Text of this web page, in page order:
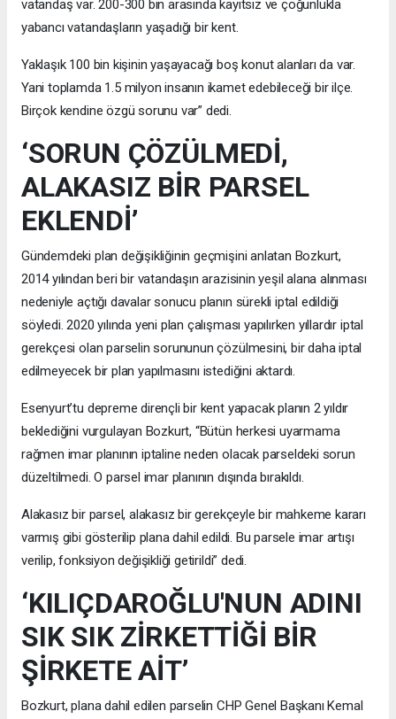
vatandaş var. 200-300 bin arasında kayıtsız ve çoğunlukla
yabancı vatandaşların yaşadığı bir kent.
Yaklaşık 100 bin kişinin yaşayacağı boş konut alanları da var.
Yani toplamda 1.5 milyon insanın ikamet edebileceği bir ilçe.
Birçok kendine özgü sorunu var” dedi.
‘SORUN ÇÖZÜLMEDİ,
ALAKASIZ BİR PARSEL
EKLENDİ’
Gündemdeki plan değişikliğinin geçmişini anlatan Bozkurt,
2014 yılından beri bir vatandaşın arazisinin yeşil alana alınması
nedeniyle açtığı davalar sonucu planın sürekli iptal edildiği
söyledi. 2020 yılında yeni plan çalışması yapılırken yıllardır iptal
gerekçesi olan parselin sorununun çözülmesini, bir daha iptal
edilmeyecek bir plan yapılmasını istediğini aktardı.
Esenyurt’tu depreme dirençli bir kent yapacak planın 2 yıldır
beklediğini vurgulayan Bozkurt, “Bütün herkesi uyarmama
rağmen imar planının iptaline neden olacak parseldeki sorun
düzeltilmedi. O parsel imar planının dışında bırakıldı.
Alakasız bir parsel, alakasız bir gerekçeyle bir mahkeme kararı
varmış gibi gösterilip plana dahil edildi. Bu parsele imar artışı
verilip, fonksiyon değişikliği getirildi” dedi.
‘KILIÇDAROĞLU'NUN ADINI
SIK SIK ZİRKETTİĞİ BİR
ŞİRKETE AİT’
Bozkurt, plana dahil edilen parselin CHP Genel Başkanı Kemal